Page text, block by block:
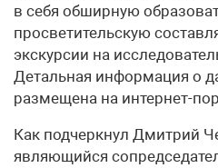
в себя обширную
просветительскую
экскурсии на
Детальная информация о
размещена на интернет-
Как подчеркнул Дмитрий
являющийся